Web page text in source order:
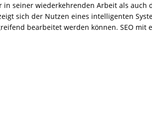
in seiner wiederkehrenden Arbeit als auch
sich der Nutzen eines intelligenten
bearbeitet werden können. SEO mit